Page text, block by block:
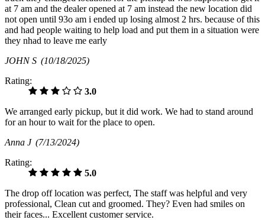
at 7 am and the dealer opened at 7 am instead the new location did
not open until 93o am i ended up losing almost 2 hrs. because of this
and had people waiting to help load and put them in a situation were
they nhad to leave me early
JOHN S (10/18/2025)
Rating:
3.0
We arranged early pickup, but it did work. We had to stand around
for an hour to wait for the place to open.
Anna J (7/13/2024)
Rating:
5.0
The drop off location was perfect, The staff was helpful and very
professional, Clean cut and groomed. They? Even had smiles on
their faces... Excellent customer service.